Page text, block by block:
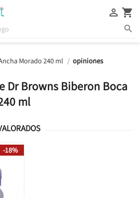

 
Morado 240 ml opiniones
Dr Browns Biberon Boca
ml
-18%